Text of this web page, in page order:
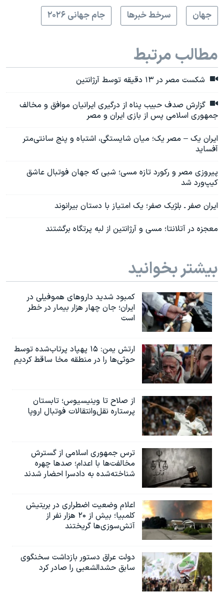
جهان
سرخط خبرها جام جهانی ۲۰۲۶
مطالب مرتبط
شکست مصر در ۱۳ دقیقه توسط آرژانتین
گزارش صدف حبیب پناه از درگیری ایرانیان موافق و مخالف
جمهوری اسلامی پس از بازی ایران و مصر
ایران یک – مصر یک؛ میان شایستگی، اشتباه و پنج سانتی‌متر
آفساید
پیروزی مصر و رکورد تازه مسی؛ شبی که جهان فوتبال عاشق
کیپ‌ورد شد
ایران صفر ـ بلژیک صفر؛ یک امتیاز با دستان بیرانوند
معجزه در آتلانتا؛ مسی و آرژانتین از لبه پرتگاه برگشتند
بیشتر بخوانید
کمبود شدید داروهای هموفیلی در
ایران؛ جان چهار هزار بیمار در خطر
است
ارتش یمن: ۱۵ پهپاد پرتاب‌شده توسط
حوثی‌ها را در منطقه مخا ساقط کردیم
از صلاح تا وینیسیوس؛ تابستان
پرستاره نقل‌وانتقالات فوتبال اروپا
ترس جمهوری اسلامی از گسترش
مخالفت‌ها با اعدام؛ صدها چهره
شناخته‌شده به دادسرا احضار شدند
اعلام وضعیت اضطراری در بریتیش
کلمبیا؛ بیش از ۲۰ هزار نفر از
آتش‌سوزی‌ها گریختند
دولت عراق دستور بازداشت سخنگوی
سابق حشدالشعبی را صادر کرد